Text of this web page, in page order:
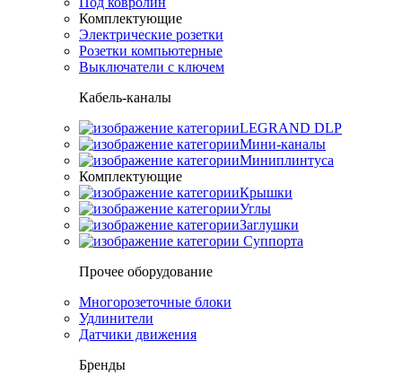
Комплектующие
Электрические розетки
Розетки компьютерные
Выключатели с ключем
Кабель-каналы
LEGRAND DLP
Мини-каналы
Миниплинтуса
Комплектующие
Крышки
Углы
Заглушки
Суппорта
Прочее оборудование
Многорозеточные блоки
Удлинители
Датчики движения
Бренды